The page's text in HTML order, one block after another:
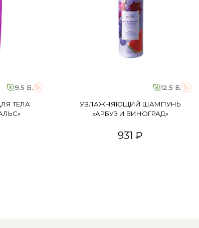
9.5 Б.
ТЕЛА
12.5 Б.
УВЛАЖНЯЮЩИЙ ШАМПУНЬ
«АРБУЗ И ВИНОГРАД»
931 ₽